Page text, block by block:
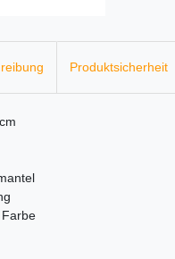
Produktsicherheit